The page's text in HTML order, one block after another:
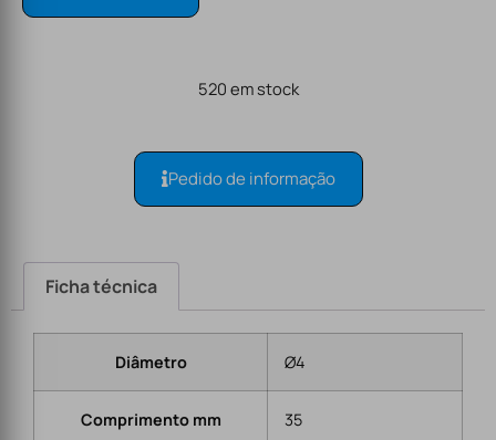
520 em stock
Pedido de informação
Ficha técnica
Diâmetro Ø4
Comprimento mm 35